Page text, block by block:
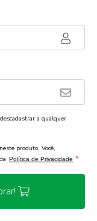
a qualquer
produto. Você,
Política de Privacidade *